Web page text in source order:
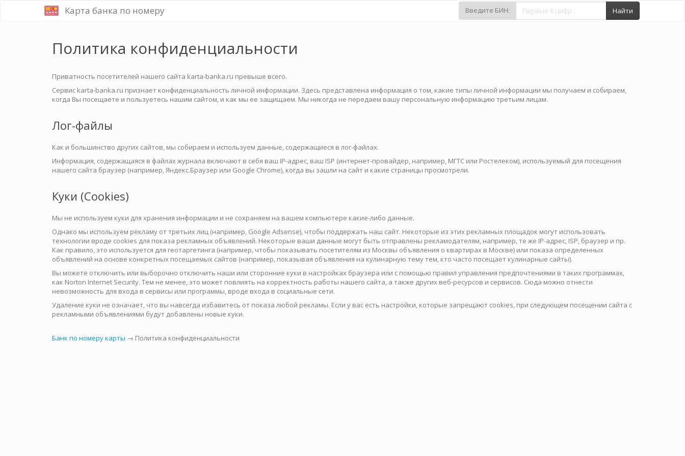
Карта банка по номеру Введите БИН: Найти
Политика конфиденциальности
Приватность посетителей нашего сайта karta-banka.ru превыше всего.
Сервис karta-banka.ru признает конфиденциальность личной информации. Здесь представлена информация о том, какие типы личной информации мы получаем и собираем,
когда Вы посещаете и пользуетесь нашим сайтом, и как мы ее защищаем. Мы никогда не передаем вашу персональную информацию третьим лицам.
Лог-файлы
Как и большинство других сайтов, мы собираем и используем данные, содержащиеся в лог-файлах.
Информация, содержащаяся в файлах журнала включают в себя ваш IP-адрес, ваш ISP (интернет-провайдер, например, МГТС или Ростелеком), используемый для посещения
нашего сайта браузер (например, Яндекс.Браузер или Google Chrome), когда вы зашли на сайт и какие страницы просмотрели.
Куки (Cookies)
Мы не используем куки для хранения информации и не сохраняем на вашем компьютере какие-либо данные.
Однако мы используем рекламу от третьих лиц (например, Google Adsense), чтобы поддержать наш сайт. Некоторые из этих рекламных площадок могут использовать
технологии вроде cookies для показа рекламных объявлений. Некоторые ваши данные могут быть отправлены рекламодателям, например, те же IP-адрес, ISP, браузер и пр.
Как правило, это используется для геотаргетинга (например, чтобы показывать посетителям из Москвы объявления о квартирах в Москве) или показа определенных
объявлений на основе конкретных посещаемых сайтов (например, показывая объявления на кулинарную тему тем, кто часто посещает кулинарные сайты).
Вы можете отключить или выборочно отключить наши или сторонние куки в настройках браузера или с помощью правил управления предпочтениями в таких программах,
как Norton Internet Security. Тем не менее, это может повлиять на корректность работы нашего сайта, а также других веб-ресурсов и сервисов. Сюда можно отнести
невозможность для входа в сервисы или программы, вроде входа в социальные сети.
Удаление куки не означает, что вы навсегда избавитесь от показа любой рекламы. Если у вас есть настройки, которые запрещают cookies, при следующем посещении сайта с
рекламными объявлениями будут добавлены новые куки.
Банк по номеру карты → Политика конфиденциальности